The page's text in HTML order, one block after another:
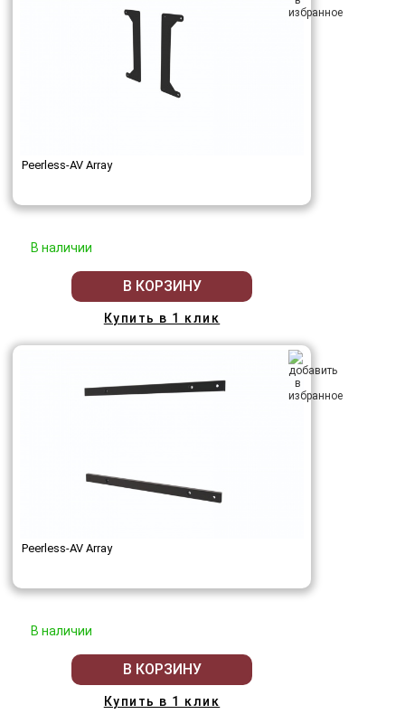
Peerless-AV Array
В наличии
В КОРЗИНУ
Купить в 1 клик
Peerless-AV Array
В наличии
В КОРЗИНУ
Купить в 1 клик